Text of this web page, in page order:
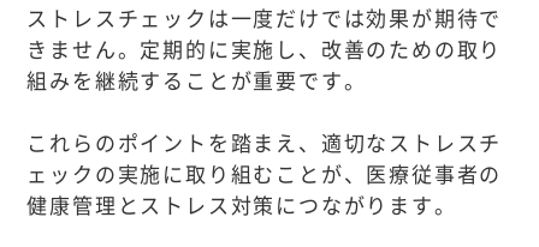
ストレスチェックは一度だけでは効果が期待で
きません。定期的に実施し、改善のための取り
組みを継続することが重要です。
これらのポイントを踏まえ、適切なストレスチ
ェックの実施に取り組むことが、医療従事者の
健康管理とストレス対策につながります。